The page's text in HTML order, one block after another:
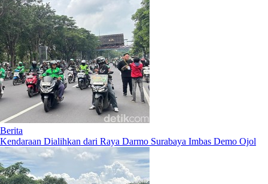
Berita
Kendaraan Dialihkan dari Raya Darmo Surabaya Imbas Demo Ojol